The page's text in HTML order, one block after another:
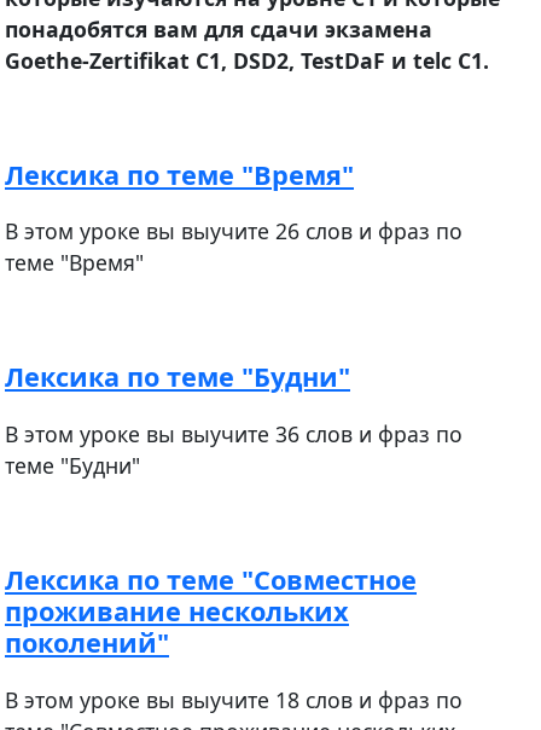
понадобятся вам для сдачи экзамена
Goethe-Zertifikat С1, DSD2, TestDaF и telc C1.
Лексика по теме "Время"
В этом уроке вы выучите 26 слов и фраз по
теме "Время"
Лексика по теме "Будни"
В этом уроке вы выучите 36 слов и фраз по
теме "Будни"
Лексика по теме "Совместное
проживание нескольких
поколений"
В этом уроке вы выучите 18 слов и фраз по